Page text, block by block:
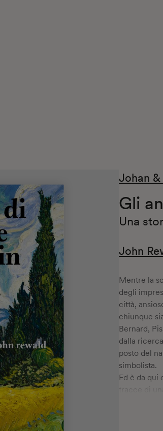
Johan &
Gli
Una
John
Mentre la
degli
città,
chiunque
Bernard,
dalla
posto del
simbolista.
Ed è da
tracce di
riserva